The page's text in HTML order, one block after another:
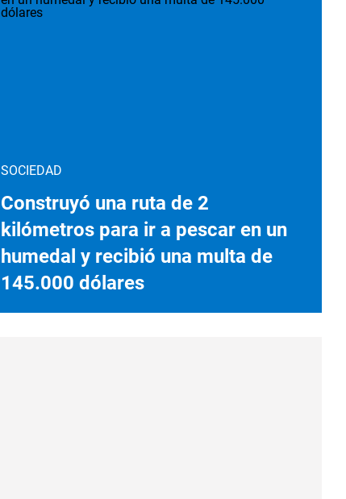
SOCIEDAD
Construyó una ruta de 2
kilómetros para ir a pescar en un
humedal y recibió una multa de
145.000 dólares